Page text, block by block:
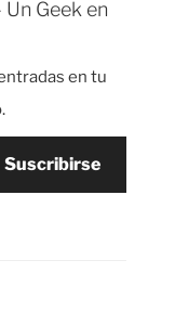
Geek en
en tu
Suscribirse